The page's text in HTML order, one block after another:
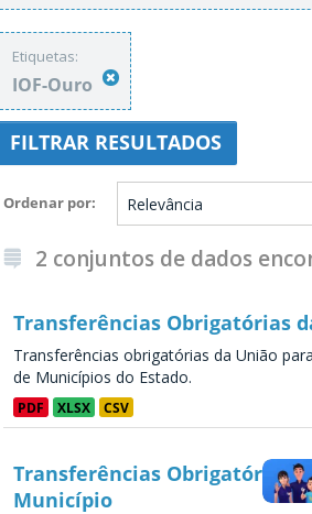
Etiquetas:
IOF-Ouro
FILTRAR RESULTADOS
Ordenar por
2 conjuntos de dados
Transferências Obrigatórias
Transferências obrigatórias da União
de Municípios do Estado.
PDF XLSX CSV
Transferências Obrigatórias
Município